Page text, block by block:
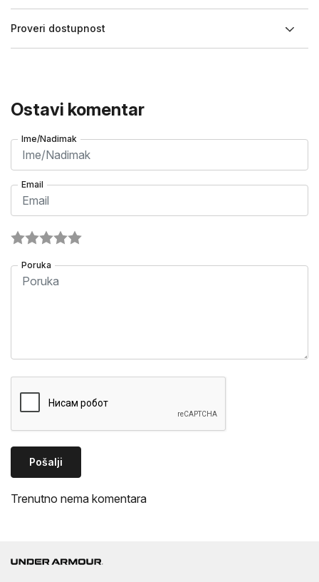
Proveri dostupnost
Ostavi komentar
Ime/Nadimak
Email
Poruka
Pošalji
Trenutno nema komentara